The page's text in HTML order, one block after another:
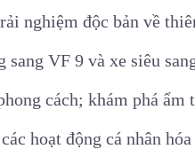
nghiệm độc bản về
VF 9 và xe siêu
cách; khám phá ẩm
hoạt động cá nhân